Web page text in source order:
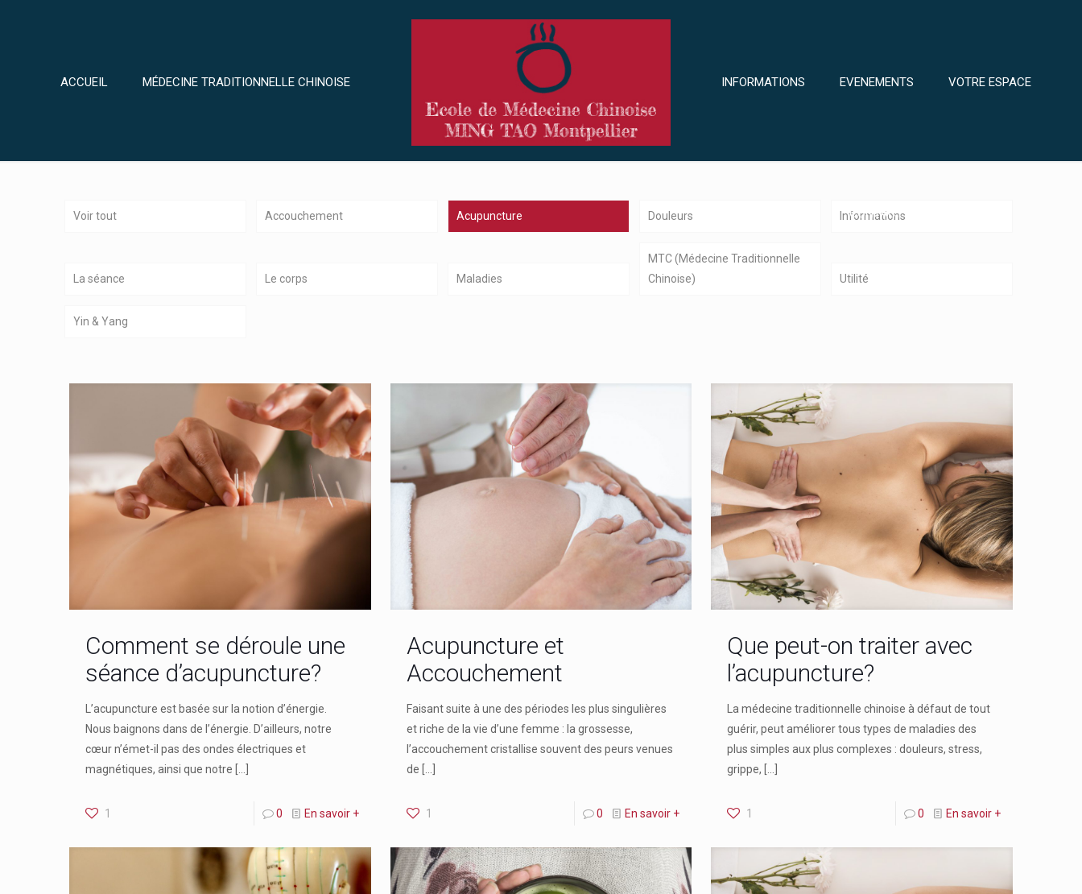
ACCUEIL MÉDECINE TRADITIONNELLE CHINOISE INFORMATIONS EVENEMENTS VOTRE ESPACE
CONTACT
Voir tout Accouchement Acupuncture Douleurs Informations
La séance Le corps Maladies
MTC (Médecine Traditionnelle
Chinoise)
Utilité
Yin & Yang
Comment se déroule une
séance d’acupuncture?
L’acupuncture est basée sur la notion d’énergie.
Nous baignons dans de l’énergie. D’ailleurs, notre
cœur n’émet-il pas des ondes électriques et
magnétiques, ainsi que notre
1 0 En savoir +
Acupuncture et
Accouchement
Faisant suite à une des périodes les plus singulières
et riche de la vie d’une femme : la grossesse,
l’accouchement cristallise souvent des peurs venues
de
1 0 En savoir +
Que peut-on traiter avec
l’acupuncture?
La médecine traditionnelle chinoise à défaut de tout
guérir, peut améliorer tous types de maladies des
plus simples aux plus complexes : douleurs, stress,
grippe,
1 0 En savoir +